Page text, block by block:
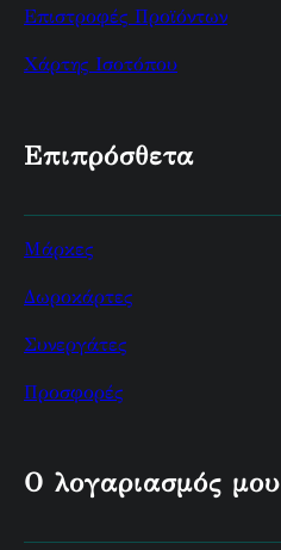
Επιστροφές Προϊόντων
Χάρτης Ισοτόπου
Επιπρόσθετα
Μάρκες
Δωροκάρτες
Συνεργάτες
Προσφορές
Ο λογαριασμός μου